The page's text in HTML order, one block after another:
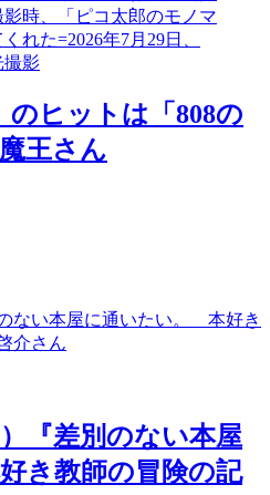
のヒットは「808の
王さん
ない本屋に通いたい。 本好き
介さん
『差別のない本屋
き教師の冒険の記